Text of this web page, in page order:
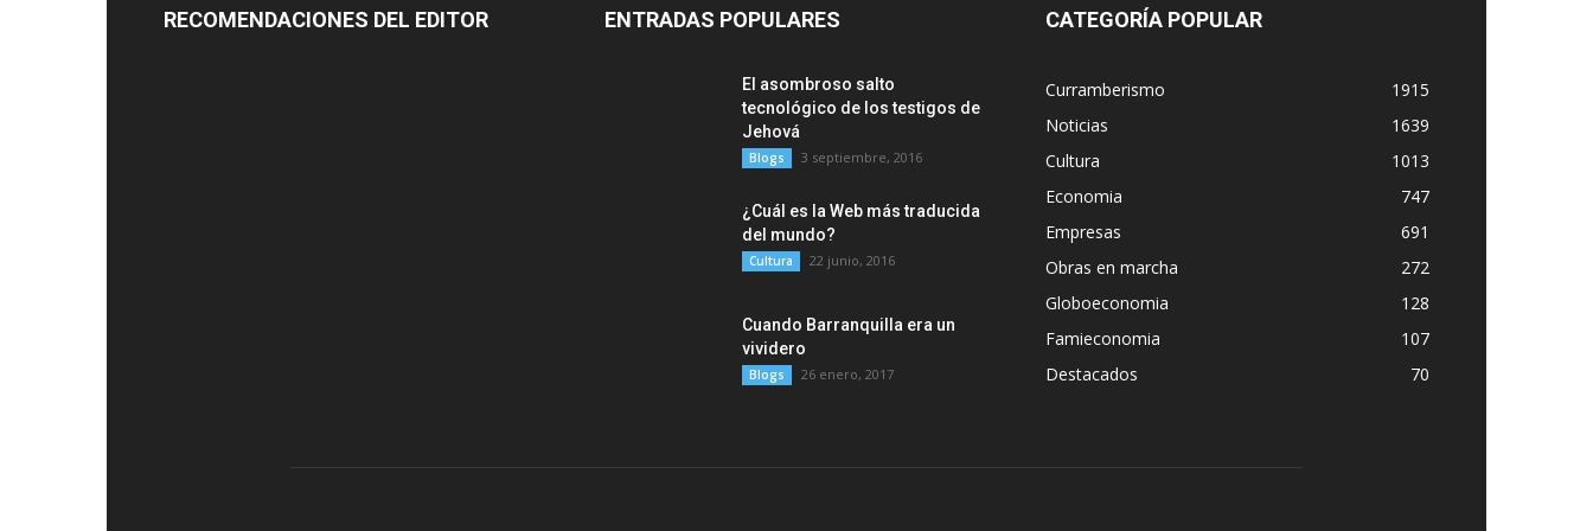
RECOMENDACIONES DEL EDITOR ENTRADAS POPULARES
El asombroso salto
tecnológico de los testigos de
Jehová
Blogs 3 septiembre, 2016
¿Cuál es la Web más traducida
del mundo?
Cultura 22 junio, 2016
Cuando Barranquilla era un
vividero
Blogs 26 enero, 2017
CATEGORÍA POPULAR
Curramberismo
1915
Noticias
1639
Cultura
1013
Economia
747
Empresas
691
Obras en marcha
272
Globoeconomia
128
Famieconomia
107
Destacados
70